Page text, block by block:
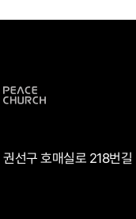
선구 호매실로 218번길